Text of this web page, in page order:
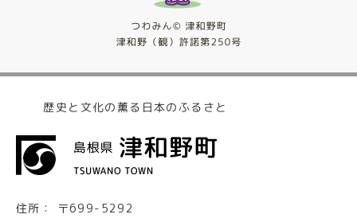
歴史と文化の薫る日本のふるさと
住所：
〒699-5292